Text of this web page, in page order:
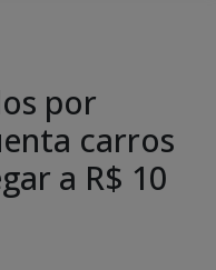
por
carros
a R$ 10